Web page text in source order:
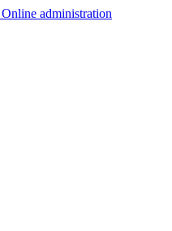
Online administration